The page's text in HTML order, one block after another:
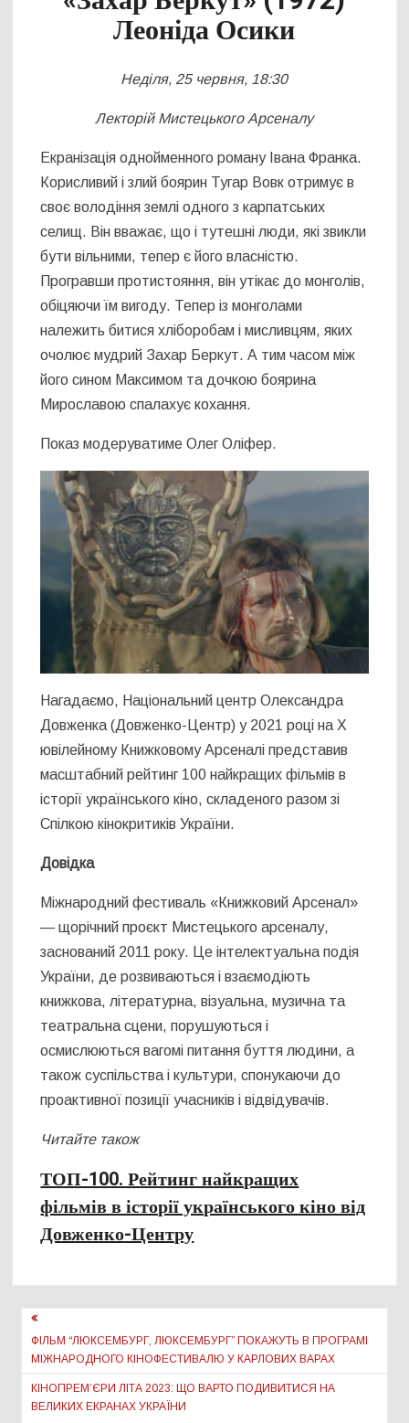
Леоніда Осики
Неділя, 25 червня, 18:30
Лекторій Мистецького Арсеналу
Екранізація однойменного роману Івана Франка.
Корисливий і злий боярин Тугар Вовк отримує в
своє володіння землі одного з карпатських
селищ. Він вважає, що і тутешні люди, які звикли
бути вільними, тепер є його власністю.
Програвши протистояння, він утікає до монголів,
обіцяючи їм вигоду. Тепер із монголами
належить битися хліборобам і мисливцям, яких
очолює мудрий Захар Беркут. А тим часом між
його сином Максимом та дочкою боярина
Мирославою спалахує кохання.
Показ модеруватиме Олег Оліфер.
Нагадаємо, Національний центр Олександра
Довженка (Довженко-Центр) у 2021 році на Х
ювілейному Книжковому Арсеналі представив
масштабний рейтинг 100 найкращих фільмів в
історії українського кіно, складеного разом зі
Спілкою кінокритиків України.
Довідка
Міжнародний фестиваль «Книжковий Арсенал»
— щорічний проєкт Мистецького арсеналу,
заснований 2011 року. Це інтелектуальна подія
України, де розвиваються і взаємодіють
книжкова, літературна, візуальна, музична та
театральна сцени, порушуються і
осмислюються вагомі питання буття людини, а
також суспільства і культури, спонукаючи до
проактивної позиції учасників і відвідувачів.
Читайте також
ТОП-100. Рейтинг найкращих
фільмів в історії українського кіно від
Довженко-Центру
Навігація
записів
ФІЛЬМ “ЛЮКСЕМБУРГ, ЛЮКСЕМБУРГ” ПОКАЖУТЬ В ПРОГРАМІ
МІЖНАРОДНОГО КІНОФЕСТИВАЛЮ У КАРЛОВИХ ВАРАХ
КІНОПРЕМ’ЄРИ ЛІТА 2023: ЩО ВАРТО ПОДИВИТИСЯ НА
ВЕЛИКИХ ЕКРАНАХ УКРАЇНИ